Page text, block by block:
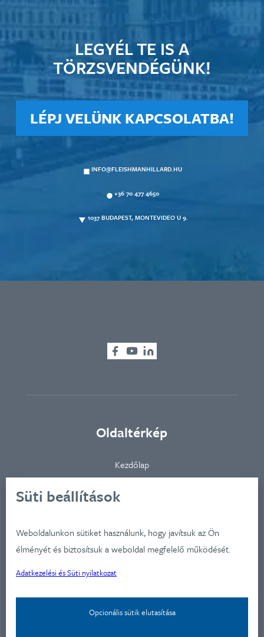
Süti beállítások
Weboldalunkon sütiket használunk, hogy javítsuk az Ön
élményét és biztosítsuk a weboldal megfelelő működését.
Adatkezelési és Süti nyilatkozat
Opcionális sütik elutasítása
LEGYÉL TE IS A
TÖRZSVENDÉGÜNK!
LÉPJ VELÜNK KAPCSOLATBA!
INFO@FLEISHMANHILLARD.HU
+36 70 477 4650
1037 BUDAPEST, MONTEVIDEO U 9.
Oldaltérkép
Kezdőlap
Ügynökségünkről
Ügyfeleink
Szolgátatásaink
Munkáink